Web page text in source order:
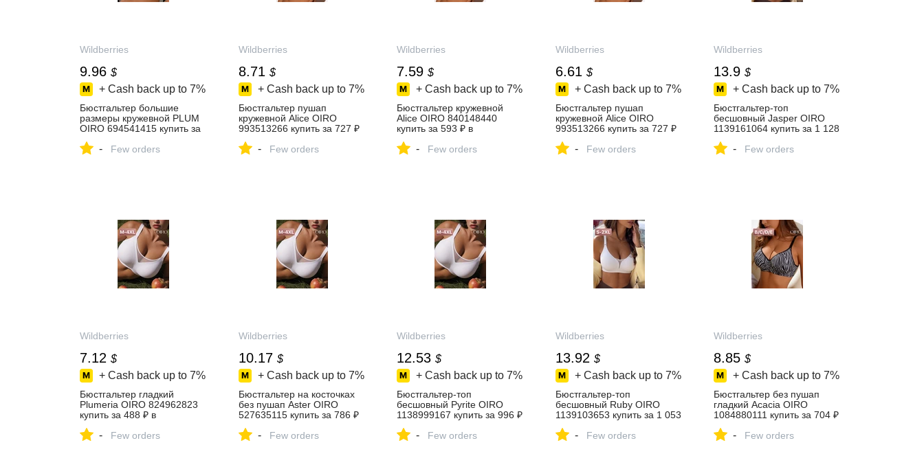
Wildberries
9.96 $
+ Cash back up to 7%
Бюстгальтер большие
размеры кружевной PLUM
OIRO 694541415 купить за
Wildberries
- Few orders
Wildberries
8.71 $
+ Cash back up to 7%
Бюстгальтер пушап
кружевной Alice OIRO
993513266 купить за 727 ₽
Wildberries
- Few orders
Wildberries
7.59 $
+ Cash back up to 7%
Бюстгальтер кружевной
Alice OIRO 840148440
купить за 593 ₽ в
Wildberries
- Few orders
Wildberries
6.61 $
+ Cash back up to 7%
Бюстгальтер пушап
кружевной Alice OIRO
993513266 купить за 727 ₽
Wildberries
- Few orders
Wildberries
13.9 $
+ Cash back up to 7%
Бюстгальтер-топ
бесшовный Jasper OIRO
1139161064 купить за 1 128
Wildberries
- Few orders
Wildberries
7.12 $
+ Cash back up to 7%
Бюстгальтер гладкий
Plumeria OIRO 824962823
купить за 488 ₽ в
Wildberries
- Few orders
Wildberries
10.17 $
+ Cash back up to 7%
Бюстгальтер на косточках
без пушап Aster OIRO
527635115 купить за 786 ₽
Wildberries
- Few orders
Wildberries
12.53 $
+ Cash back up to 7%
Бюстгальтер-топ
бесшовный Pyrite OIRO
1138999167 купить за 996 ₽
Wildberries
- Few orders
Wildberries
13.92 $
+ Cash back up to 7%
Бюстгальтер-топ
бесшовный Ruby OIRO
1139103653 купить за 1 053
Wildberries
- Few orders
Wildberries
8.85 $
+ Cash back up to 7%
Бюстгальтер без пушап
гладкий Acacia OIRO
1084880111 купить за 704 ₽
Wildberries
- Few orders